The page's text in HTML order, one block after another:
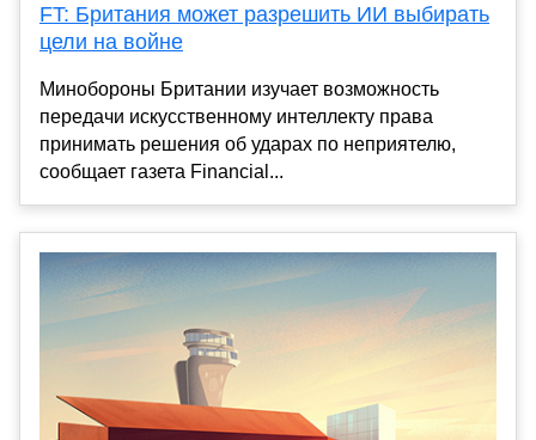
FT: Британия может разрешить ИИ выбирать
цели на войне
Минобороны Британии изучает возможность
передачи искусственному интеллекту права
принимать решения об ударах по неприятелю,
сообщает газета Financial...